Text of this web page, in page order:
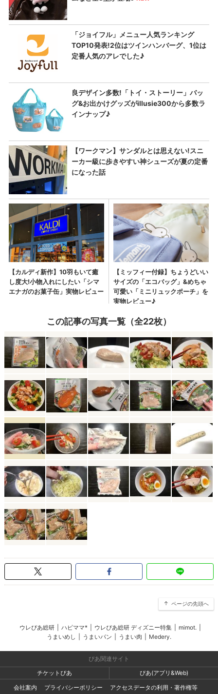
この記事の写真一覧（全22枚）
ページの先頭へ
ウレぴあ総研 ハピママ* ウレぴあ総研 ディズニー特集 mimot.
うまいめし
うまいパン うまい肉 Medery.
ぴあ関連サイト
チケットぴあ
ぴあ(アプリ&Web)
会社案内
プライバシーポリシー アクセスデータの利用・著作権等